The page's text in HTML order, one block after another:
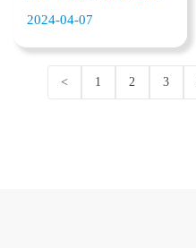
悠久、信徒鼎旺的奉天
宮今年也搭上5G科技熱
潮。今年嘉義文化科技
2024-04-07
< 1 2 3